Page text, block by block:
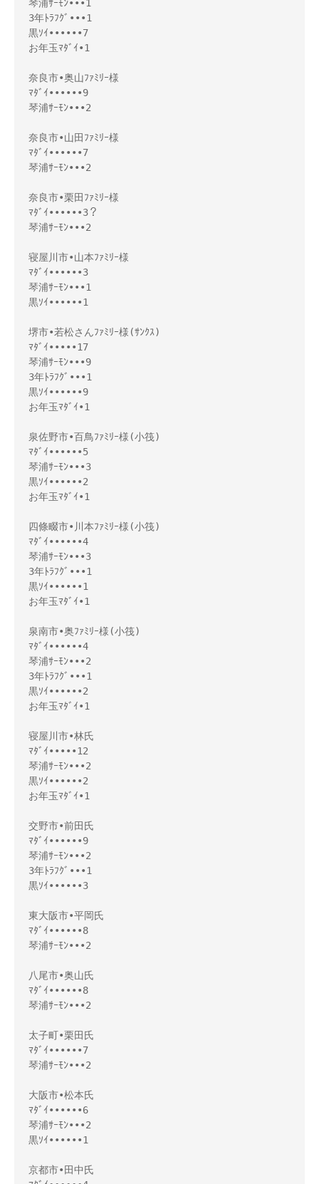
琴浦ｻｰﾓﾝ•••1
3年ﾄﾗﾌｸﾞ•••1
黒ｿｲ••••••7
お年玉ﾏﾀﾞｲ•1
奈良市•奥山ﾌｧﾐﾘｰ様
ﾏﾀﾞｲ••••••9
琴浦ｻｰﾓﾝ•••2
奈良市•山田ﾌｧﾐﾘｰ様
ﾏﾀﾞｲ••••••7
琴浦ｻｰﾓﾝ•••2
奈良市•栗田ﾌｧﾐﾘｰ様
ﾏﾀﾞｲ••••••3？
琴浦ｻｰﾓﾝ•••2
寝屋川市•山本ﾌｧﾐﾘｰ様
ﾏﾀﾞｲ••••••3
琴浦ｻｰﾓﾝ•••1
黒ｿｲ••••••1
堺市•若松さんﾌｧﾐﾘｰ様(ｻﾝｸｽ)
ﾏﾀﾞｲ•••••17
琴浦ｻｰﾓﾝ•••9
3年ﾄﾗﾌｸﾞ•••1
黒ｿｲ••••••9
お年玉ﾏﾀﾞｲ•1
泉佐野市•百鳥ﾌｧﾐﾘｰ様(小筏)
ﾏﾀﾞｲ••••••5
琴浦ｻｰﾓﾝ•••3
黒ｿｲ••••••2
お年玉ﾏﾀﾞｲ•1
四條畷市•川本ﾌｧﾐﾘｰ様(小筏)
ﾏﾀﾞｲ••••••4
琴浦ｻｰﾓﾝ•••3
3年ﾄﾗﾌｸﾞ•••1
黒ｿｲ••••••1
お年玉ﾏﾀﾞｲ•1
泉南市•奥ﾌｧﾐﾘｰ様(小筏)
ﾏﾀﾞｲ••••••4
琴浦ｻｰﾓﾝ•••2
3年ﾄﾗﾌｸﾞ•••1
黒ｿｲ••••••2
お年玉ﾏﾀﾞｲ•1
寝屋川市•林氏
ﾏﾀﾞｲ•••••12
琴浦ｻｰﾓﾝ•••2
黒ｿｲ••••••2
お年玉ﾏﾀﾞｲ•1
交野市•前田氏
ﾏﾀﾞｲ••••••9
琴浦ｻｰﾓﾝ•••2
3年ﾄﾗﾌｸﾞ•••1
黒ｿｲ••••••3
東大阪市•平岡氏
ﾏﾀﾞｲ••••••8
琴浦ｻｰﾓﾝ•••2
八尾市•奥山氏
ﾏﾀﾞｲ••••••8
琴浦ｻｰﾓﾝ•••2
太子町•栗田氏
ﾏﾀﾞｲ••••••7
琴浦ｻｰﾓﾝ•••2
大阪市•松本氏
ﾏﾀﾞｲ••••••6
琴浦ｻｰﾓﾝ•••2
黒ｿｲ••••••1
京都市•田中氏